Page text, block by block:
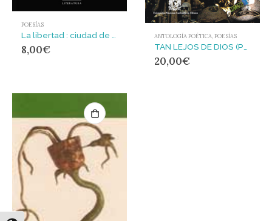
POESÍAS
8,00€
ANTOLOGÍA POÉTICA,POESÍAS
20,00€